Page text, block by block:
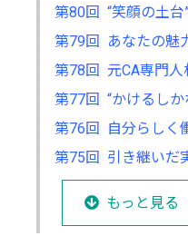
もっと見る